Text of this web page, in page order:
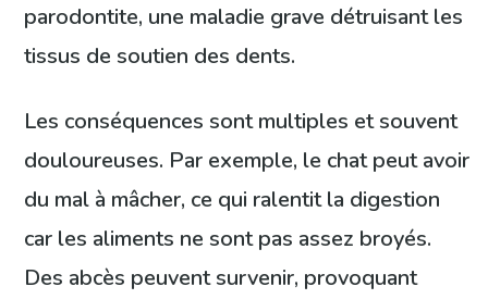
parodontite, une maladie grave détruisant les
tissus de soutien des dents.
Les conséquences sont multiples et souvent
douloureuses. Par exemple, le chat peut avoir
du mal à mâcher, ce qui ralentit la digestion
car les aliments ne sont pas assez broyés.
Des abcès peuvent survenir, provoquant